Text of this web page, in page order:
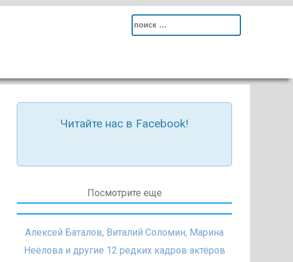
Search
Читайте нас в Facebook!
Посмотрите еще
Алексей Баталов, Виталий Соломин, Марина
Неёлова и другие 12 редких кадров актёров